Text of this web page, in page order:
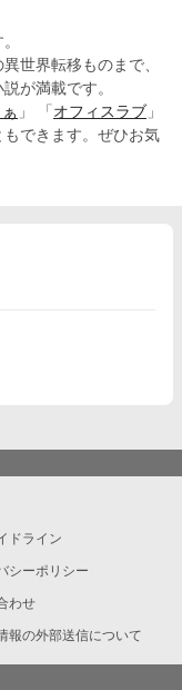
世界転移ものまで、
が満載です。
」 「 オフィスラブ 」
できます。ぜひお気
ドライン
シーポリシー
わせ
報の外部送信について